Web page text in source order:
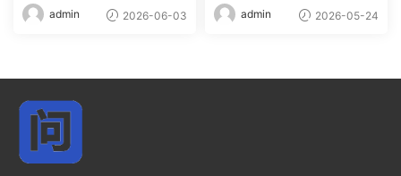
admin 2026-06-03 admin 2026-05-24